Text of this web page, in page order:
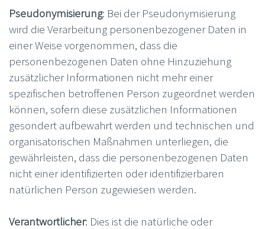
Pseudonymisierung: Bei der Pseudonymisierung
wird die Verarbeitung personenbezogener Daten in
einer Weise vorgenommen, dass die
personenbezogenen Daten ohne Hinzuziehung
zusätzlicher Informationen nicht mehr einer
spezifischen betroffenen Person zugeordnet werden
können, sofern diese zusätzlichen Informationen
gesondert aufbewahrt werden und technischen und
organisatorischen Maßnahmen unterliegen, die
gewährleisten, dass die personenbezogenen Daten
nicht einer identifizierten oder identifizierbaren
natürlichen Person zugewiesen werden.
Verantwortlicher: Dies ist die natürliche oder